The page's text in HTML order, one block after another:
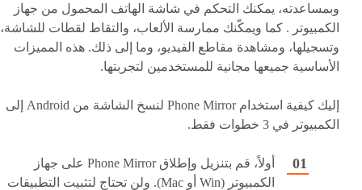
وبمساعدته، يمكنك التحكم في شاشة الهاتف المحمول من جهاز
الكمبيوتر . كما ويمكّنك ممارسة الألعاب، والتقاط لقطات للشاشة،
وتسجيلها، ومشاهدة مقاطع الفيديو، وما إلى ذلك. هذه المميزات
الأساسية جميعها مجانية للمستخدمين لتجربتها.
إليك كيفية استخدام Phone Mirror لنسخ الشاشة من Android إلى
الكمبيوتر في 3 خطوات فقط.
أولاً، قم بتنزيل وإطلاق Phone Mirror على جهاز
الكمبيوتر (Win أو Mac). ولن تحتاج لتثبيت التطبيقات